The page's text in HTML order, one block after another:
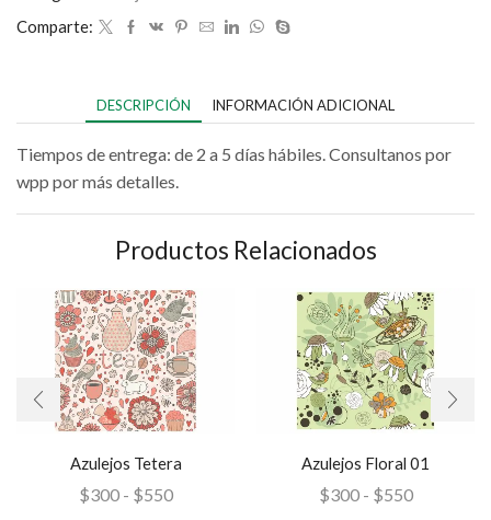
Comparte:
DESCRIPCIÓN INFORMACIÓN ADICIONAL
Tiempos de entrega: de 2 a 5 días hábiles. Consultanos por
wpp por más detalles.
Productos Relacionados
Azulejos Tetera
$300 - $550
Azulejos Floral 01
$300 - $550